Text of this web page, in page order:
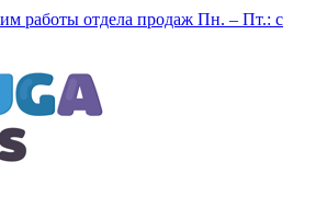
работы отдела продаж Пн. – Пт.: с